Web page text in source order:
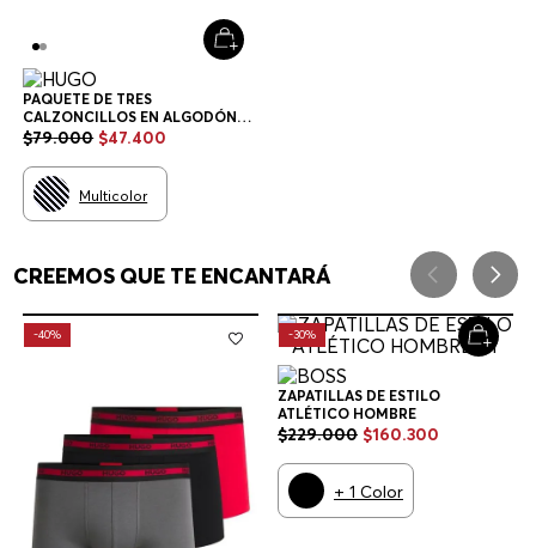
PAQUETE DE TRES
CALZONCILLOS EN ALGODÓN
ELÁSTICO CON LOGOS EN LA
CINTURA CALZONCILLOS
HOMBRE
$79.000 $47.400
Multicolor
CREEMOS QUE TE ENCANTARÁ
-40% -30%
ZAPATILLAS DE ESTILO
ATLÉTICO HOMBRE
$229.000 $160.300
+ 1 Color